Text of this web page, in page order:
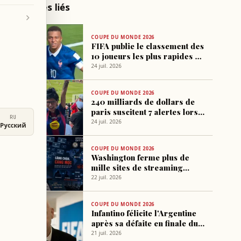
Articles liés
COUPE DU MONDE 2026
FIFA publie le classement des
10 joueurs les plus rapides de
la Coupe du Monde 2026
24 juil. 2026
COUPE DU MONDE 2026
240 milliards de dollars de
paris suscitent 7 alertes lors
du Mondial 2026
24 juil. 2026
COUPE DU MONDE 2026
Washington ferme plus de
mille sites de streaming
illégal du Mondial 2026
22 juil. 2026
COUPE DU MONDE 2026
Infantino félicite l'Argentine
après sa défaite en finale du
Mondial
21 juil. 2026
RU
Русский